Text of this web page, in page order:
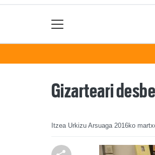
Gizarteari
Itzea Urkizu Arsuaga 2016ko